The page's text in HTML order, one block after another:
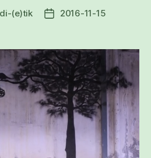
-(e)tik
Argitalpenaren
2016-11-15